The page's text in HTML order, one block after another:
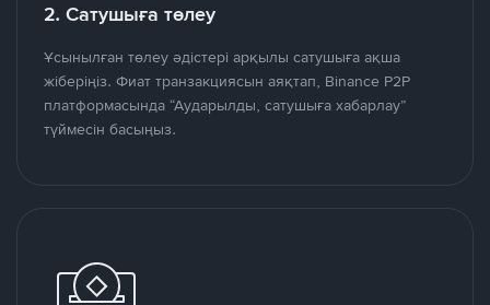
2. Сатушыға төлеу
Ұсынылған төлеу әдістері арқылы сатушыға ақша
жіберіңіз. Фиат транзакциясын аяқтап, Binance P2P
платформасында “Аударылды, сатушыға хабарлау”
түймесін басыңыз.